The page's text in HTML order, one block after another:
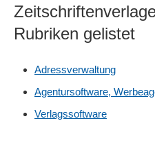
Rubriken gelistet
Adressverwaltung
Agentursoftware,
Verlagssoftware